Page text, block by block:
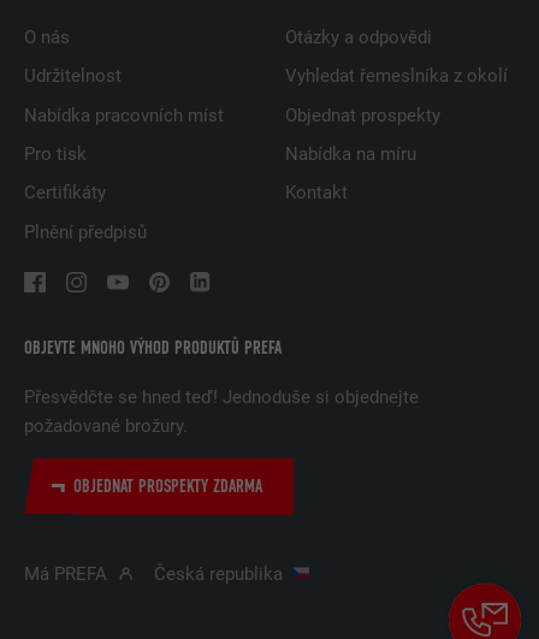
OBJEVTE MNOHO VÝHOD PRODUKTŮ PREFA
Přesvědčte se hned teď! Jednoduše si objednejte
požadované brožury.
OBJEDNAT PROSPEKTY ZDARMA
O nás
Udržitelnost
Nabídka pracovních míst
Pro tisk
Certifikáty
Plnění předpisů
Otázky a odpovědi
Vyhledat řemeslníka z okolí
Objednat prospekty
Nabídka na míru
Kontakt
Má PREFA Česká republika